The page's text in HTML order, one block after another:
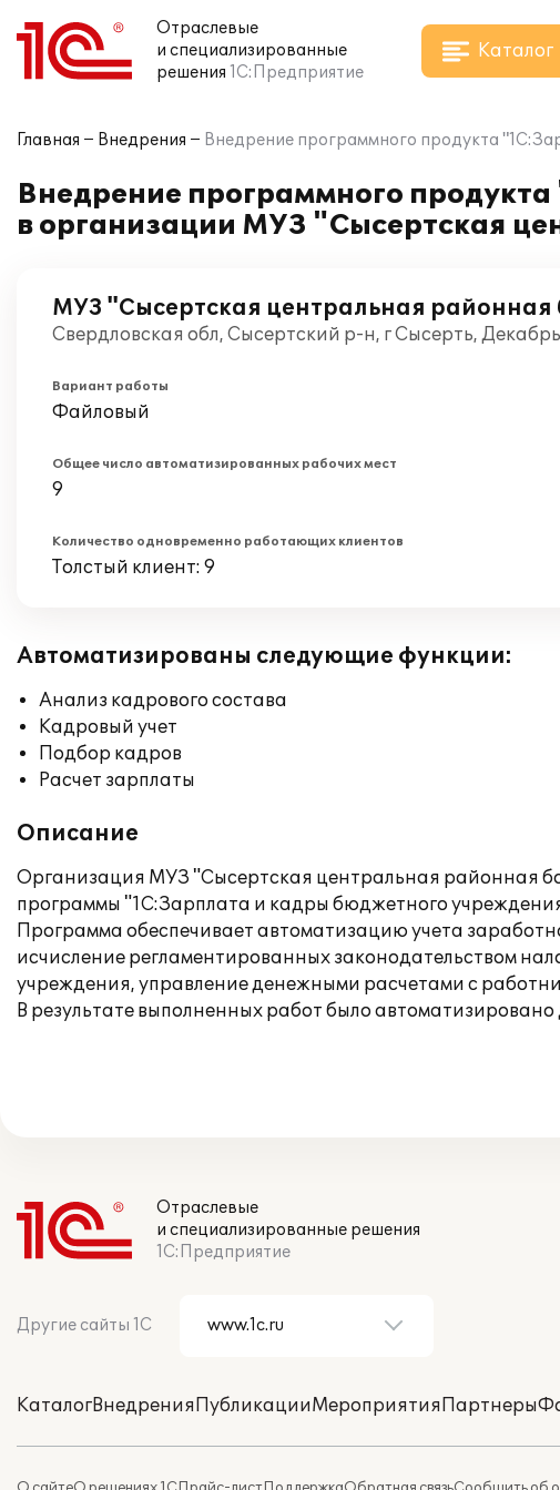
Отраслевые
и специализированные
решения 1С:Предприятие
Каталог
Главная Внедрения Внедрение программного продукта
Внедрение программного
в организации МУЗ "Сысертская
МУЗ "Сысертская центральная районная
Свердловская обл, Сысертский р-н, г Сысерть,
Вариант работы
Файловый
Общее число автоматизированных рабочих мест
9
Количество одновременно работающих клиентов
Толстый клиент: 9
Автоматизированы следующие функции:
Анализ кадрового состава
Кадровый учет
Подбор кадров
Расчет зарплаты
Описание
Организация МУЗ "Сысертская центральная районная
программы "1С:Зарплата и кадры бюджетного
Программа обеспечивает автоматизацию учета
исчисление регламентированных законодательством
учреждения, управление денежными расчетами с
В результате выполненных работ было автоматизировано
Отраслевые
и специализированные решения
1С:Предприятие
Другие сайты 1С
КаталогВнедренияПубликацииМероприятияПартнеры